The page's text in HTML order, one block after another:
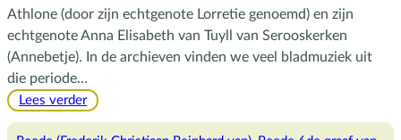
Athlone (door zijn echtgenote Lorretie genoemd) en zijn
echtgenote Anna Elisabeth van Tuyll van Serooskerken
(Annebetje). In de archieven vinden we veel bladmuziek uit
die periode…
Lees verder:
muzikale